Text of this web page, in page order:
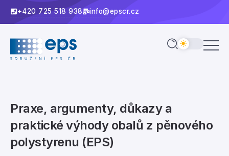
+420 725 518 938 info@epscr.cz
Praxe, argumenty, důkazy a
praktické výhody obalů z pěnového
polystyrenu (EPS)